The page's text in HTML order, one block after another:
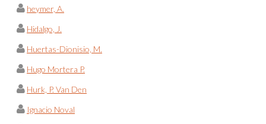
heymer, A.
Hidalgo, J.
Huertas-Dionisio, M.
Hugo Mortera P.
Hurk, P. Van Den
Ignacio Noval